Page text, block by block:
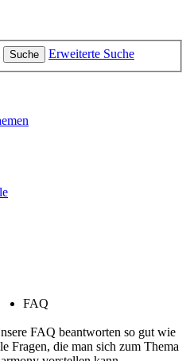
Suche Erweiterte Suche
FAQ
FAQ beantworten so gut wie
Fragen, die man sich zum Thema